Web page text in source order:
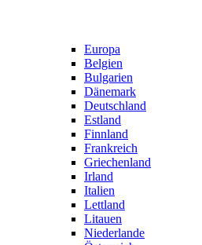
Europa
Belgien
Bulgarien
Dänemark
Deutschland
Estland
Finnland
Frankreich
Griechenland
Irland
Italien
Lettland
Litauen
Niederlande